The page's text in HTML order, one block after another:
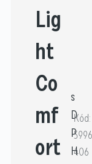
Lig
ht
Co
mf
ort
s
D
P
H
Kód:
406